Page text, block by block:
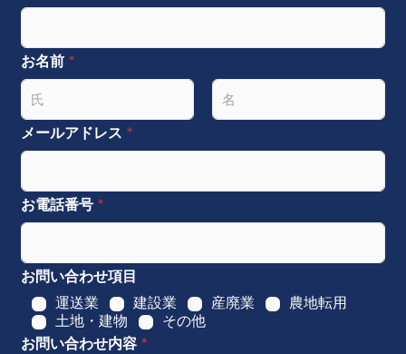
お名前*
名
メールアドレス*
お電話番号*
お問い合わせ項目
運送業
建設業 産廃業
農地転用
土地・建物
その他
お問い合わせ内容*